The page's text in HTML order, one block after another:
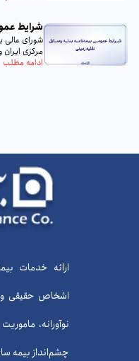
شرایط
مرکزی
ادامه مطلب
ارائه خدمات
اشخاص حقیقی و
نوآورانه،
چشم‌انداز بیمه